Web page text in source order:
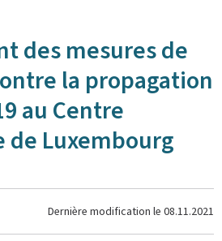
des mesures de
la propagation
au Centre
Luxembourg
Dernière modification le 08.11.2021